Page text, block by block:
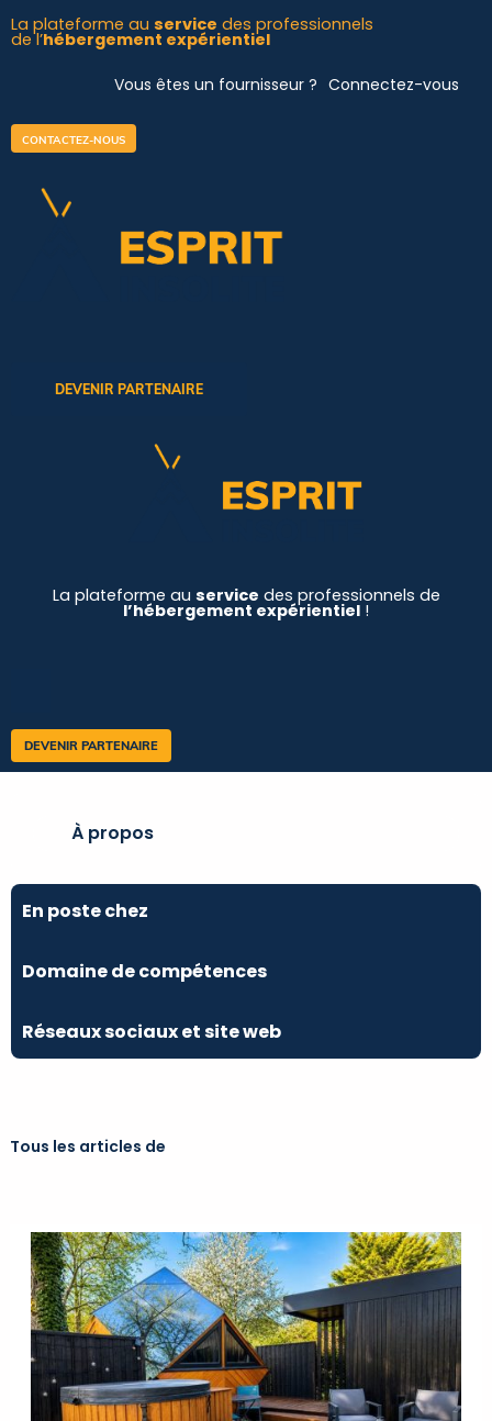
Aller
au
La plateforme au service des professionnels
de l’hébergement expérientiel
Vous êtes un fournisseur ? Connectez-vous
CONTACTEZ-NOUS
DEVENIR PARTENAIRE
La plateforme au service des professionnels de
l’hébergement expérientiel !
DEVENIR PARTENAIRE
À propos
En poste chez
Domaine de compétences
Réseaux sociaux et site web
Tous les articles de